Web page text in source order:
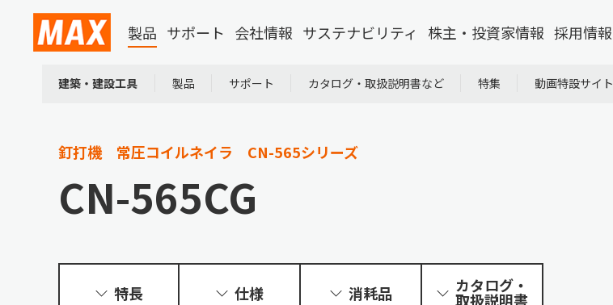
製品 サポート 会社情報 サステナビリティ 株主・投資家情報 採用情報
建築・建設工具 製品 サポート カタログ・取扱説明書など 特集 動画特設サイト
釘打機 常圧コイルネイラ CN-565シリーズ
CN-565CG
特長 仕様 消耗品 カタログ・
取扱説明書